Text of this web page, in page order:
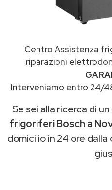
Centro Assistenza
riparazioni
Interveniamo entro 24/
Se sei alla ricerca di
frigoriferi Bosch a
domicilio in 24 ore